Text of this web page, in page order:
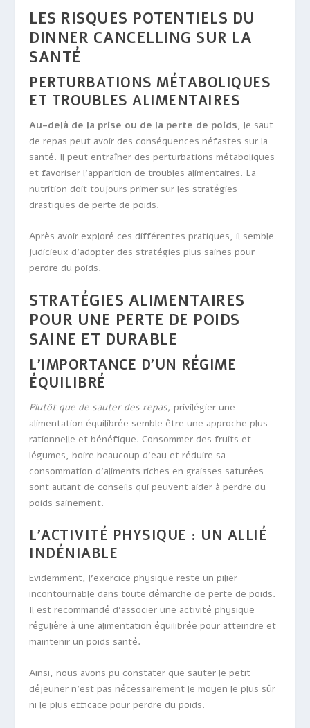
LES RISQUES POTENTIELS DU
DINNER CANCELLING SUR LA
SANTÉ
PERTURBATIONS MÉTABOLIQUES
ET TROUBLES ALIMENTAIRES
Au-delà de la prise ou de la perte de poids, le saut
de repas peut avoir des conséquences néfastes sur la
santé. Il peut entraîner des perturbations métaboliques
et favoriser l’apparition de troubles alimentaires. La
nutrition doit toujours primer sur les stratégies
drastiques de perte de poids.
Après avoir exploré ces différentes pratiques, il semble
judicieux d’adopter des stratégies plus saines pour
perdre du poids.
STRATÉGIES ALIMENTAIRES
POUR UNE PERTE DE POIDS
SAINE ET DURABLE
L’IMPORTANCE D’UN RÉGIME
ÉQUILIBRÉ
Plutôt que de sauter des repas, privilégier une
alimentation équilibrée semble être une approche plus
rationnelle et bénéfique. Consommer des fruits et
légumes, boire beaucoup d’eau et réduire sa
consommation d’aliments riches en graisses saturées
sont autant de conseils qui peuvent aider à perdre du
poids sainement.
L’ACTIVITÉ PHYSIQUE : UN ALLIÉ
INDÉNIABLE
Evidemment, l’exercice physique reste un pilier
incontournable dans toute démarche de perte de poids.
Il est recommandé d’associer une activité physique
régulière à une alimentation équilibrée pour atteindre et
maintenir un poids santé.
Ainsi, nous avons pu constater que sauter le petit
déjeuner n’est pas nécessairement le moyen le plus sûr
ni le plus efficace pour perdre du poids.